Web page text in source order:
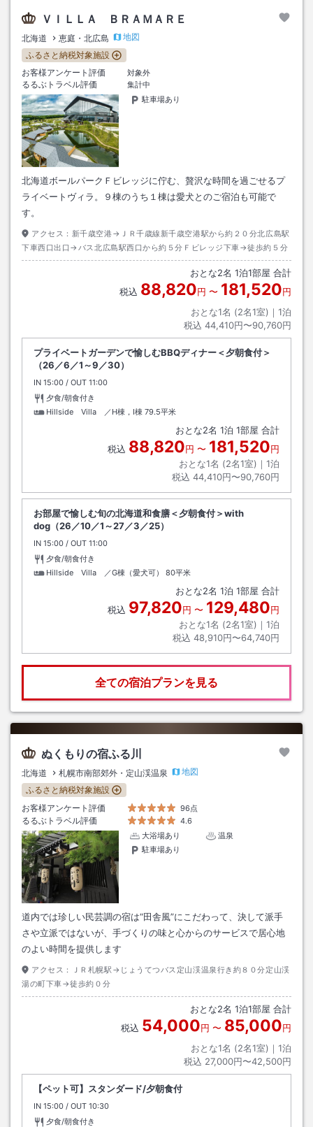
ＶＩＬＬＡ ＢＲＡＭＡＲＥ
北海道 恵庭・北広島
地図
ふるさと納税対象施設
お客様アンケート評価
対象外
るるぶトラベル評価
集計中
駐車場あり
北海道ボールパークＦビレッジに佇む、贅沢な時間を過ごせるプ
ライベートヴィラ。９棟のうち１棟は愛犬とのご宿泊も可能で
す。
アクセス： 新千歳空港→ＪＲ千歳線新千歳空港駅から約２０分北広島駅
下車西口出口→バス北広島駅西口から約５分Ｆビレッジ下車→徒歩約５分
おとな2名 1泊1部屋 合計
税込 88,820円 〜 181,520円
おとな1名 (2名1室)｜ 1泊
税込 44,410円〜90,760円
プライベートガーデンで愉しむBBQディナー＜夕朝食付＞
（26／6／1～9／30）
IN チェックイン
15:00 / OUT チェックアウト
11:00
夕食/朝食付き
Hillside Villa ／H棟，I棟 79.5平米
おとな2名 1泊 1部屋 合計
税込 88,820円 〜 181,520円
おとな1名 (2名1室)｜ 1泊
税込 44,410円〜90,760円
お部屋で愉しむ旬の北海道和食膳＜夕朝食付＞with
dog（26／10／1～27／3／25）
IN チェックイン
15:00 / OUT チェックアウト
11:00
夕食/朝食付き
Hillside Villa ／G棟（愛犬可）
80平米
おとな2名 1泊 1部屋 合計
税込 97,820円 〜 129,480円
おとな1名 (2名1室)｜ 1泊
税込 48,910円〜64,740円
全ての宿泊プランを見る
ぬくもりの宿ふる川
北海道 札幌市南部郊外・定山渓温泉
地図
ふるさと納税対象施設
お客様アンケート評価
96点
るるぶトラベル評価
4.6
大浴場あり
温泉
駐車場あり
道内では珍しい民芸調の宿は“田舎風”にこだわって、決して派手
さや立派ではないが、手づくりの味と心からのサービスで居心地
のよい時間を提供します
アクセス：
ＪＲ札幌駅→じょうてつバス定山渓温泉行き約８０分定山渓
湯の町下車→徒歩約０分
おとな2名 1泊1部屋 合計
税込 54,000円 〜 85,000円
おとな1名 (2名1室)｜ 1泊
税込 27,000円〜42,500円
【ペット可】スタンダード/夕朝食付
IN チェックイン
15:00 / OUT チェックアウト
10:30
夕食/朝食付き